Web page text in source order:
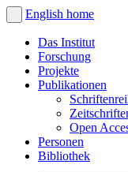
English home
Das Institut
Forschung
Projekte
Publikationen
Open
Personen
Bibliothek